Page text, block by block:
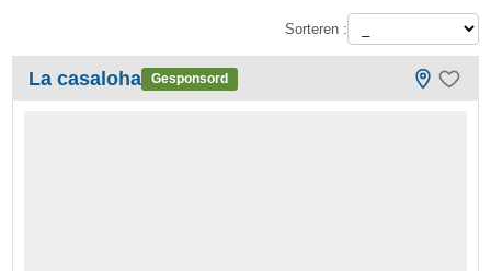
Sorteren :
La casaloha Gesponsord